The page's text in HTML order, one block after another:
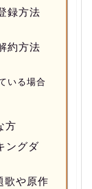
録方法
約方法
いる場合
方
ングダ
歌や原作